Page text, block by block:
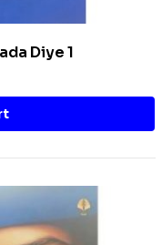
Diye 1